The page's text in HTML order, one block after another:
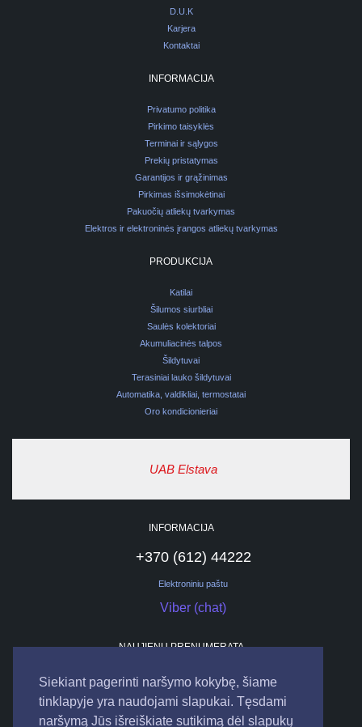
Siekiant pagerinti naršymo kokybę, šiame
tinklapyje yra naudojami slapukai. Tęsdami
naršymą Jūs išreiškiate sutikimą dėl slapukų
D.U.K
Karjera
Kontaktai
INFORMACIJA
Privatumo politika
Pirkimo taisyklės
Terminai ir sąlygos
Prekių pristatymas
Garantijos ir grąžinimas
Pirkimas išsimokėtinai
Pakuočių atliekų tvarkymas
Elektros ir elektroninės įrangos atliekų tvarkymas
PRODUKCIJA
Katilai
Šilumos siurbliai
Saulės kolektoriai
Akumuliacinės talpos
Šildytuvai
Terasiniai lauko šildytuvai
Automatika, valdikliai, termostatai
Oro kondicionieriai
UAB Elstava
INFORMACIJA
+370 (612) 44222
Elektroniniu paštu
Viber (chat)
NAUJIENŲ PRENUMERATA